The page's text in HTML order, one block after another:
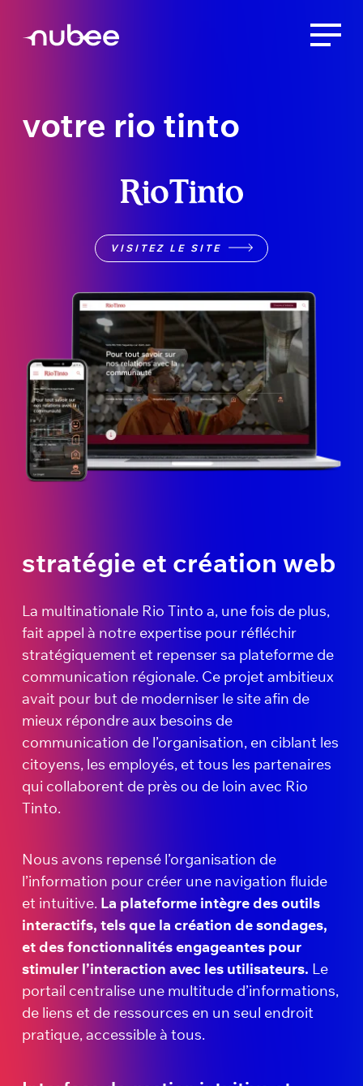
votre rio tinto
VISITEZ LE SITE
stratégie et création web
La multinationale Rio Tinto a, une fois de plus,
fait appel à notre expertise pour réfléchir
stratégiquement et repenser sa plateforme de
communication régionale. Ce projet ambitieux
avait pour but de moderniser le site afin de
mieux répondre aux besoins de
communication de l’organisation, en ciblant les
citoyens, les employés, et tous les partenaires
qui collaborent de près ou de loin avec Rio
Tinto.
Nous avons repensé l’organisation de
l’information pour créer une navigation fluide
et intuitive. La plateforme intègre des outils
interactifs, tels que la création de sondages,
et des fonctionnalités engageantes pour
stimuler l’interaction avec les utilisateurs. Le
portail centralise une multitude d’informations,
de liens et de ressources en un seul endroit
pratique, accessible à tous.